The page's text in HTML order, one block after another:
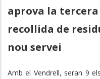
aprova la
recollida de
nou servei
Amb el Vendrell, seran 9